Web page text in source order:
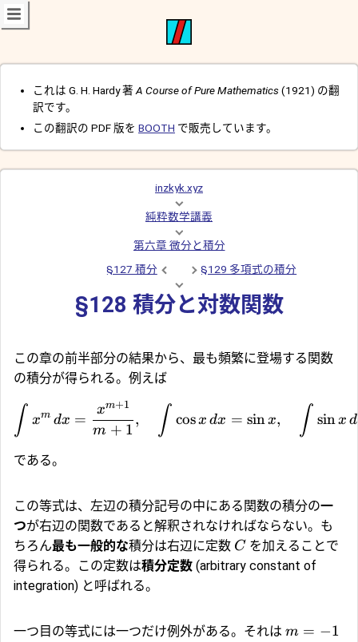
これは G. H. Hardy 著 A Course of Pure Mathematics(1921) の翻
訳です。
この翻訳の PDF 版を BOOTH で販売しています。
inzkyk.xyz
純粋数学講義
第六章 微分と積分
§127 積分
§129 多項式の積分
§128 積分と対数関数
この章の前半部分の結果から、最も頻繁に登場する関数
の積分が得られる。例えば
∫ xm dx =
m + 1
xm+1
, ∫ cosx dx = sinx, ∫ sinx d
である。
この等式は、左辺の積分記号の中にある関数の積分の一
つが右辺の関数であると解釈されなければならない。も
ちろん最も一般的な積分は右辺に定数 C を加えることで
得られる。この定数は積分定数 (arbitrary constant of
integration) と呼ばれる。
一つ目の等式には一つだけ例外がある。それは m = −1